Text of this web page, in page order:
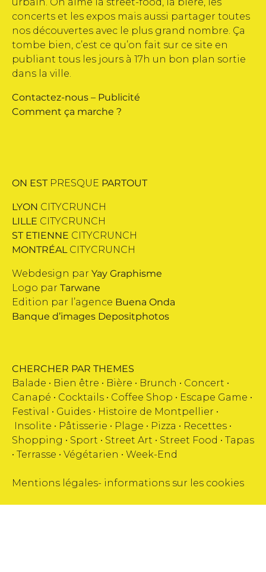
concerts et les expos mais aussi partager toutes
nos découvertes avec le plus grand nombre. Ça
tombe bien, c’est ce qu’on fait sur ce site en
publiant tous les jours à 17h un bon plan sortie
dans la ville.
Contactez-nous – Publicité
Comment ça marche ?
ON EST PRESQUE PARTOUT
LYON CITYCRUNCH
LILLE CITYCRUNCH
ST ETIENNE CITYCRUNCH
MONTRÉALCITYCRUNCH
Webdesign par Yay Graphisme
Logo par Tarwane
Edition par l’agence Buena Onda
Banque d’images Depositphotos
CHERCHER PAR THEMES
Balade • Bien être • Bière • Brunch • Concert •
Canapé • Cocktails • Coffee Shop • Escape Game •
Festival
• Guides • Histoire de Montpellier •
Insolite • Pâtisserie • Plage • Pizza • Recettes •
Shopping • Sport • Street Art • Street Food • Tapas
• Terrasse • Végétarien • Week-End
Mentions légales- informations sur les cookies